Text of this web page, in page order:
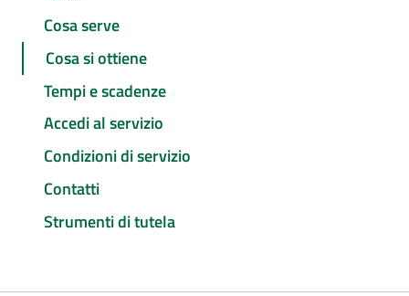
Cosa serve
Cosa si ottiene
Tempi e scadenze
Accedi al servizio
Condizioni di servizio
Contatti
Strumenti di tutela